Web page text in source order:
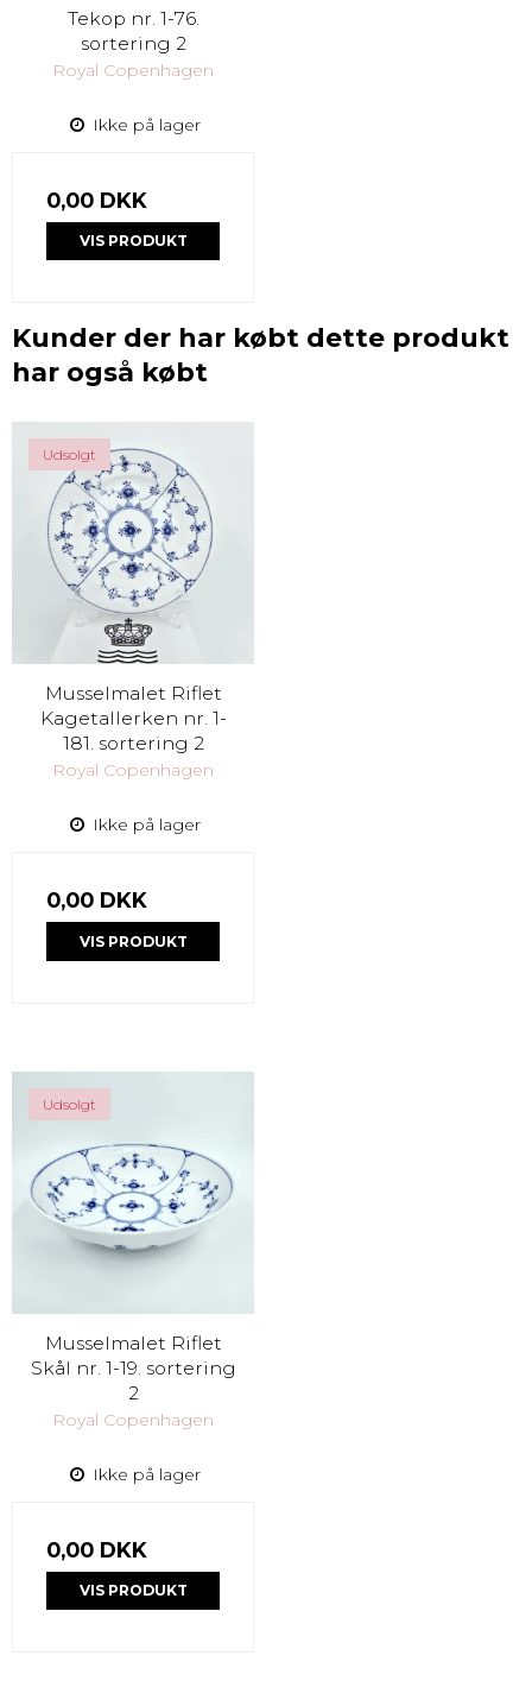
Tekop nr. 1-76.
sortering 2
Royal Copenhagen
Ikke på lager
0,00 DKK
VIS PRODUKT
Kunder der har købt dette produkt
har også købt
Udsolgt
Musselmalet Riflet
Kagetallerken nr. 1-
181. sortering 2
Royal Copenhagen
Ikke på lager
0,00 DKK
VIS PRODUKT
Udsolgt
Musselmalet Riflet
Skål nr. 1-19. sortering
2
Royal Copenhagen
Ikke på lager
0,00 DKK
VIS PRODUKT